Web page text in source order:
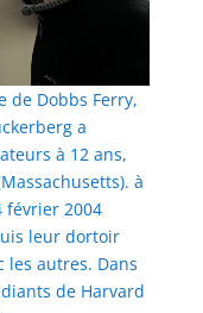
de Dobbs Ferry,
a
à 12 ans,
à
février 2004
leur dortoir
les autres. Dans
de Harvard